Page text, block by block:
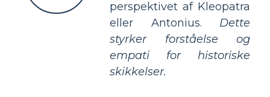
perspektivet af Kleopatra
eller Antonius. Dette
styrker forståelse og
empati for historiske
skikkelser.